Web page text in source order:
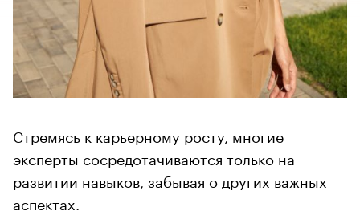
Стремясь к карьерному росту, многие
эксперты сосредотачиваются только на
развитии навыков, забывая о других важных
аспектах.